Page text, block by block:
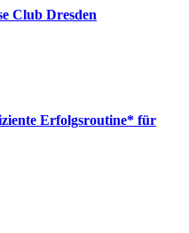
Club Dresden
Erfolgsroutine* für